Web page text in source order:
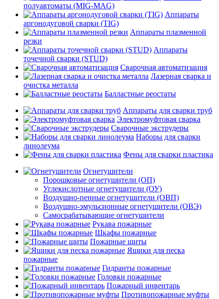
полуавтоматы (MIG-MAG)
Аппараты
аргонодуговой сварки (TIG)
Аппараты плазменной
резки
Аппараты
точечной сварки (STUD)
Сварочная автоматизация
Лазерная сварка и
очистка металла
Балластные реостаты
Аппараты для сварки труб
Электромуфтовая сварка
Сварочные экструдеры
Наборы для сварки
линолеума
Фены для сварки пластика
Огнетушители
Порошковые огнетушители (ОП)
Углекислотные огнетушители (ОУ)
Воздушно-пенные огнетушители (ОВП)
Воздушно-эмульсионные огнетушители (ОВЭ)
Самосрабатывающие огнетушители
Рукава пожарные
Шкафы пожарные
Пожарные щиты
Ящики для песка
пожарные
Гидранты пожарные
Головки пожарные
Пожарный инвентарь
Противопожарные муфты